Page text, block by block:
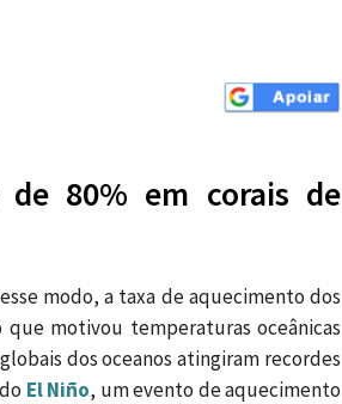
de 80% em corais de
modo, a taxa de aquecimento dos
que motivou temperaturas oceânicas
dos oceanos atingiram recordes
El Niño, um evento de aquecimento